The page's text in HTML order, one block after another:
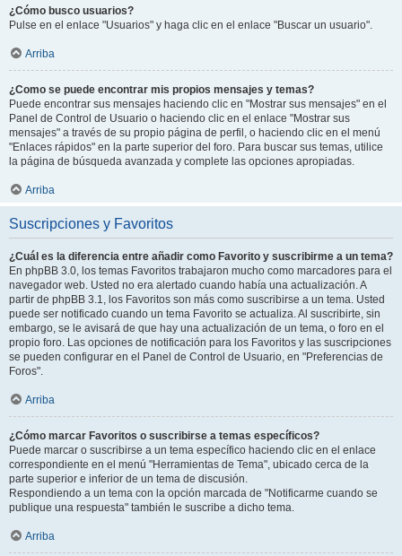
¿Cómo busco usuarios?
Pulse en el enlace "Usuarios" y haga clic en el enlace "Buscar un usuario".
Arriba
¿Como se puede encontrar mis propios mensajes y temas?
Puede encontrar sus mensajes haciendo clic en "Mostrar sus mensajes" en el
Panel de Control de Usuario o haciendo clic en el enlace "Mostrar sus
mensajes" a través de su propio página de perfil, o haciendo clic en el menú
"Enlaces rápidos" en la parte superior del foro. Para buscar sus temas, utilice
la página de búsqueda avanzada y complete las opciones apropiadas.
Arriba
Suscripciones y Favoritos
¿Cuál es la diferencia entre añadir como Favorito y suscribirme a un tema?
En phpBB 3.0, los temas Favoritos trabajaron mucho como marcadores para el
navegador web. Usted no era alertado cuando había una actualización. A
partir de phpBB 3.1, los Favoritos son más como suscribirse a un tema. Usted
puede ser notificado cuando un tema Favorito se actualiza. Al suscribirte, sin
embargo, se le avisará de que hay una actualización de un tema, o foro en el
propio foro. Las opciones de notificación para los Favoritos y las suscripciones
se pueden configurar en el Panel de Control de Usuario, en "Preferencias de
Foros".
Arriba
¿Cómo marcar Favoritos o suscribirse a temas específicos?
Puede marcar o suscribirse a un tema específico haciendo clic en el enlace
correspondiente en el menú "Herramientas de Tema", ubicado cerca de la
parte superior e inferior de un tema de discusión.
Respondiendo a un tema con la opción marcada de "Notificarme cuando se
publique una respuesta" también le suscribe a dicho tema.
Arriba